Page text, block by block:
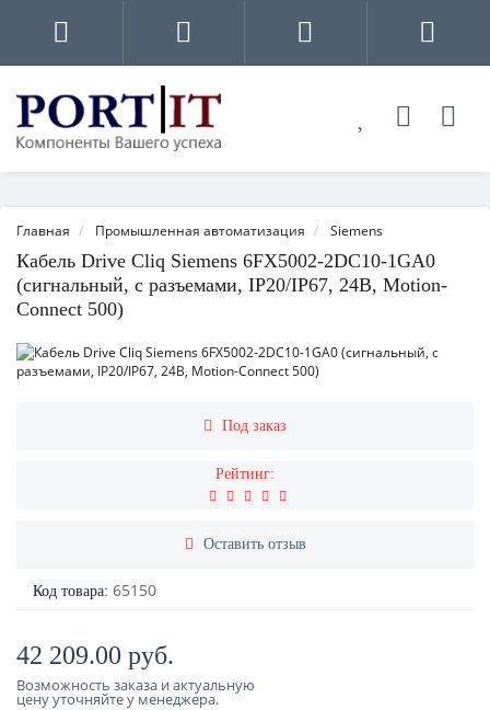
Главная Промышленная автоматизация Siemens
Кабель Drive Cliq Siemens 6FX5002-2DC10-1GA0
(сигнальный, с разъемами, IP20/IP67, 24В, Motion-
Connect 500)
Под заказ
Рейтинг:
Оставить отзыв
Код товара: 65150
42 209.00 руб.
Возможность заказа и актуальную
цену уточняйте у менеджера.